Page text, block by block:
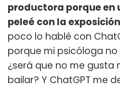
productora porque en
peleé con la
poco lo hablé con
porque mi psicóloga no
¿será que no me gusta
bailar? Y ChatGPT me